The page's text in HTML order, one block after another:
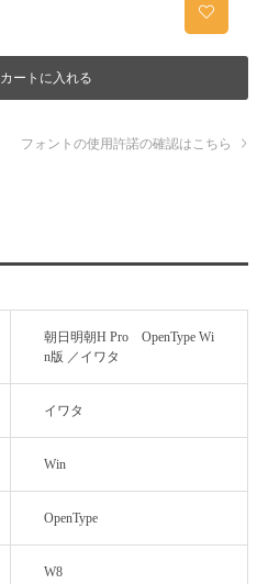
カートに入れる
フォントの使用許諾の確認はこちら
朝日明朝H Pro OpenType Wi
n版 ／イワタ
イワタ
Win
OpenType
W8